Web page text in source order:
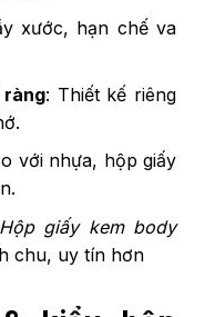
xước, hạn chế va
: Thiết kế riêng
với nhựa, hộp giấy
Hộp giấy kem body
chu, uy tín hơn